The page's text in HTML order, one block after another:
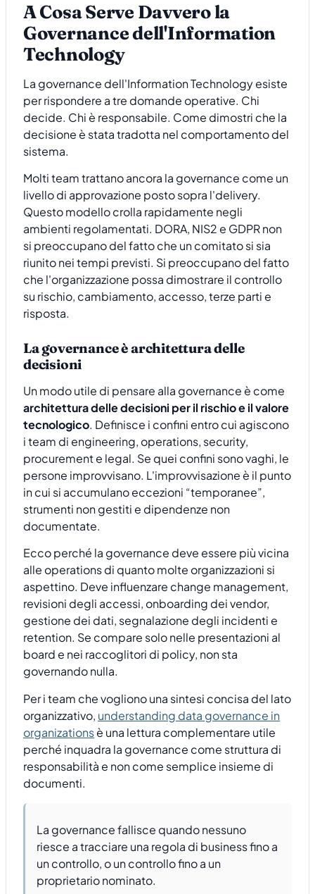
A Cosa Serve Davvero la
Governance dell'Information
Technology
La governance dell'Information Technology esiste
per rispondere a tre domande operative. Chi
decide. Chi è responsabile. Come dimostri che la
decisione è stata tradotta nel comportamento del
sistema.
Molti team trattano ancora la governance come un
livello di approvazione posto sopra l'delivery.
Questo modello crolla rapidamente negli
ambienti regolamentati. DORA, NIS2 e GDPR non
si preoccupano del fatto che un comitato si sia
riunito nei tempi previsti. Si preoccupano del fatto
che l'organizzazione possa dimostrare il controllo
su rischio, cambiamento, accesso, terze parti e
risposta.
La governance è architettura delle
decisioni
Un modo utile di pensare alla governance è come
architettura delle decisioni per il rischio e il valore
tecnologico. Definisce i confini entro cui agiscono
i team di engineering, operations, security,
procurement e legal. Se quei confini sono vaghi, le
persone improvvisano. L'improvvisazione è il punto
in cui si accumulano eccezioni “temporanee”,
strumenti non gestiti e dipendenze non
documentate.
Ecco perché la governance deve essere più vicina
alle operations di quanto molte organizzazioni si
aspettino. Deve influenzare change management,
revisioni degli accessi, onboarding dei vendor,
gestione dei dati, segnalazione degli incidenti e
retention. Se compare solo nelle presentazioni al
board e nei raccoglitori di policy, non sta
governando nulla.
Per i team che vogliono una sintesi concisa del lato
organizzativo, understanding data governance in
organizationsè una lettura complementare utile
perché inquadra la governance come struttura di
responsabilità e non come semplice insieme di
documenti.
La governance fallisce quando nessuno
riesce a tracciare una regola di business fino a
un controllo, o un controllo fino a un
proprietario nominato.